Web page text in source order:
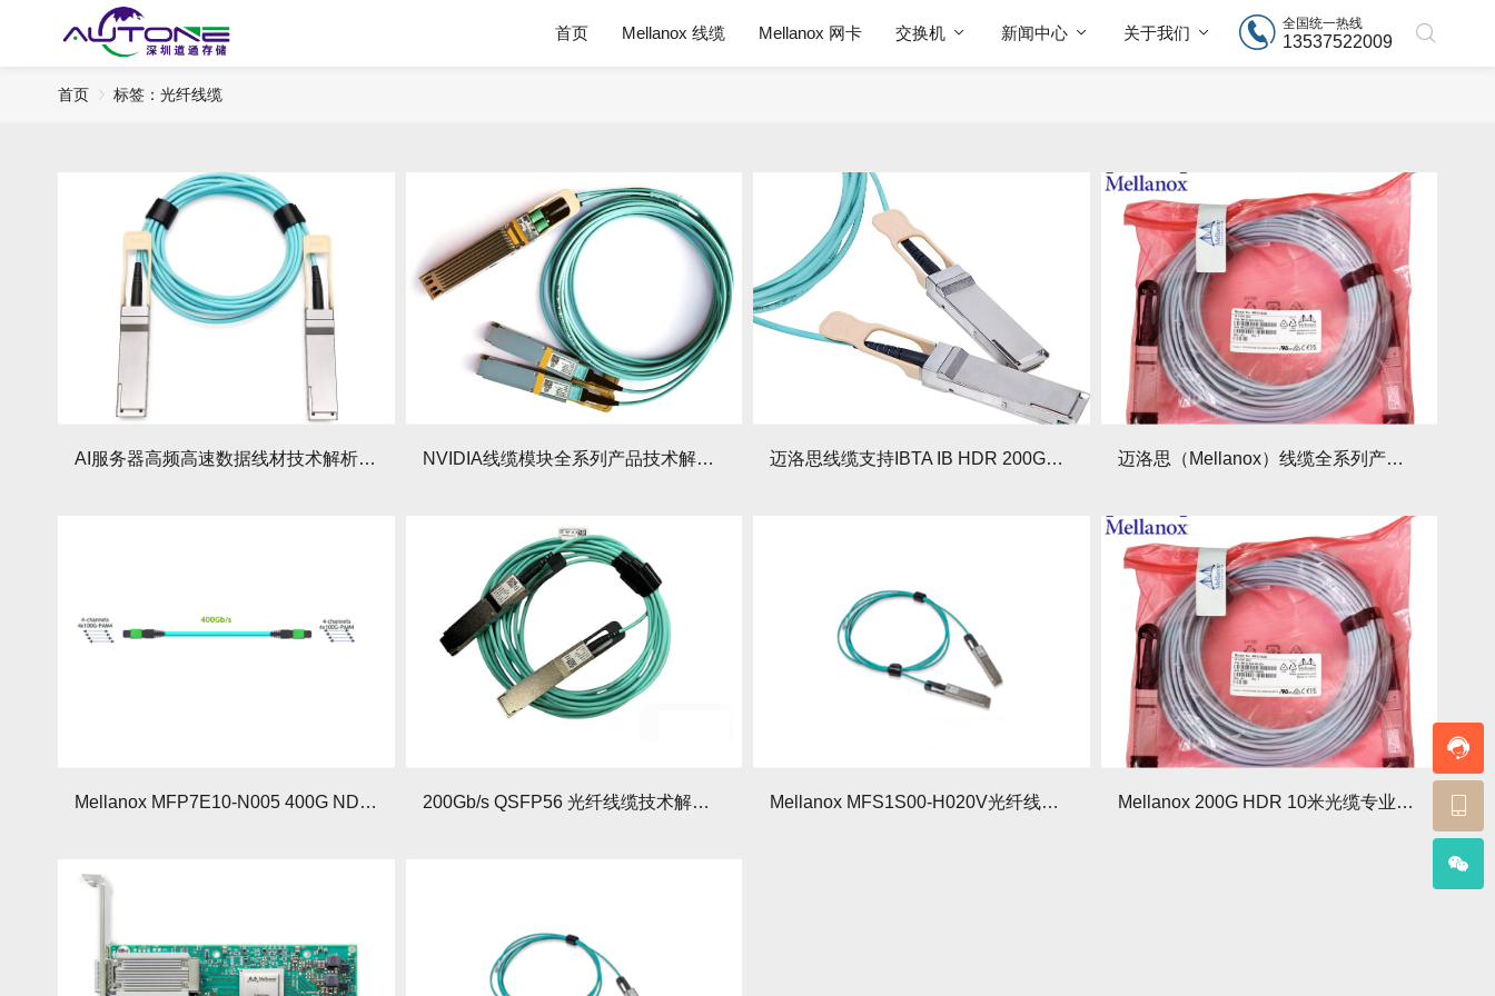
首页 Mellanox 线缆 Mellanox 网卡 交换机 新闻中心 关于我们
全国统一热线
13537522009
首页 标签：光纤线缆​
AI服务器高频高速数据线材技术解析与选型指南 NVIDIA线缆模块全系列产品技术解析与供应方案 迈洛思线缆支持IBTA IB HDR 200Gb/s技术解析 迈洛思（Mellanox）线缆全系列产品解析与选型指南
Mellanox MFP7E10-N005 400G NDR光模块深度解析 200Gb/s QSFP56 光纤线缆技术解析与选型指南 Mellanox MFS1S00-H020V光纤线解析：20米200G HDR解决方案 Mellanox 200G HDR 10米光缆专业指南